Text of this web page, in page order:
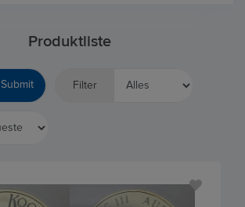
Produktliste
Submit Filter